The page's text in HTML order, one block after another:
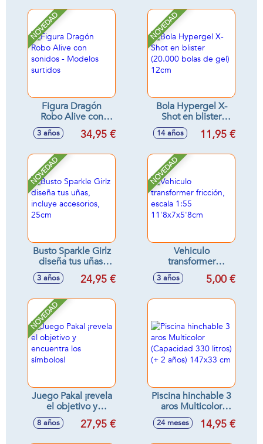
AÑOS)
NOVEDAD
Figura Dragón
Robo Alive con
sonidos - Modelos
surtidos
3 años 34,95 €
NOVEDAD
Bola Hypergel X-
Shot en blister
(20.000 bolas de
gel) 12cm
14 años 11,95 €
NOVEDAD
Busto Sparkle Girlz
diseña tus uñas,
incluye accesorios,
25cm
3 años 24,95 €
NOVEDAD
Vehiculo
transformer
fricción, escala 1:55
11'8x7x5'8cm
3 años 5,00 €
NOVEDAD
Juego Pakal ¡revela
el objetivo y
encuentra los
símbolos!
8 años 27,95 €
Piscina hinchable 3
aros Multicolor
(Capacidad 330
litros) (+ 2 años)
24 meses 14,95 €